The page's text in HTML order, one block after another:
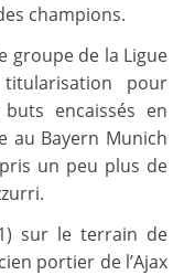
champions.
groupe de la Ligue
pour
encaissés en
au Bayern Munich
un peu plus de
sur le terrain de
portier de l’Ajax